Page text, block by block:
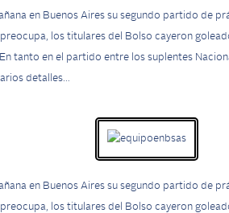
en Buenos Aires su segundo partido de
los titulares del Bolso cayeron
tanto en el partido entre los suplentes
detalles…
en Buenos Aires su segundo partido de
los titulares del Bolso cayeron